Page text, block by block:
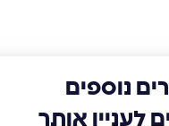
נוספים
לעניין אותך